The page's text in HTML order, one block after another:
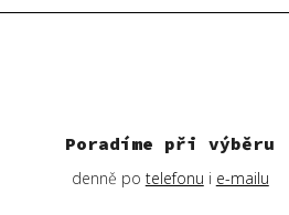
Poradíme při výběru
denně po telefonu i e-mailu